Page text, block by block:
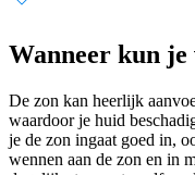
Wanneer kun
De zon kan heerlijk
waardoor je huid
je de zon ingaat goed in,
wennen aan de zon en in